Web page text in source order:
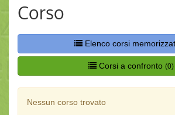
Corso
Elenco corsi
Corsi a confronto (0)
Nessun corso trovato